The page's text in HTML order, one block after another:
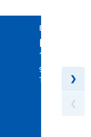
Baccalauréat
Histoire
1-165-1-0
90 crédits
Temps plein ,
❯
❮